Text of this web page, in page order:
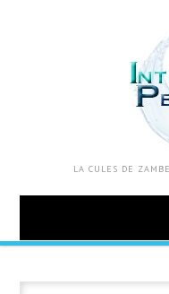
LA CULES DE